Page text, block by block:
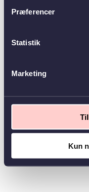
Præferencer
Statistik
Marketing
Kun